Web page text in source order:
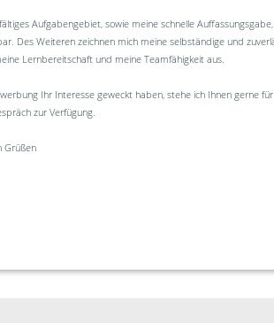
Aufgabengebiet, sowie meine schnelle
Des Weiteren zeichnen mich meine selbständige und
Lernbereitschaft und meine Teamfähigkeit aus.
Ihr Interesse geweckt haben, stehe ich Ihnen gerne
zur Verfügung.
Grüßen